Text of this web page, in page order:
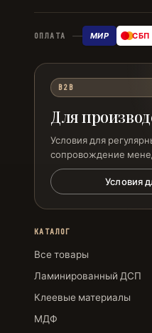
ОПЛАТА МИР СБП
B2B
Для
Условия для
сопровождение
Условия
КАТАЛОГ
Все товары
Ламинированный ДСП
Клеевые материалы
МДФ